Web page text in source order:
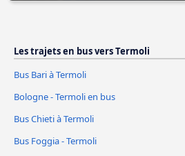
Les trajets en bus vers Termoli
Bus Bari à Termoli
Bologne - Termoli en bus
Bus Chieti à Termoli
Bus Foggia - Termoli